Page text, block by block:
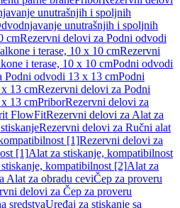
unutrašnjih i spoljnih
unutrašnjih i spoljnih
cmRezervni delovi za Podni odvodi
i terase, 10 x 10 cmRezervni
i terase, 10 x 10 cmPodni odvodi
Podni odvodi 13 x 13 cmPodni
13 cmRezervni delovi za Podni
13 cmPriborRezervni delovi za
FlowFitRezervni delovi za Alat za
Rezervni delovi za Ručni alat
[1]Rezervni delovi za
[1]Alat za stiskanje, kompatibilnost
kompatibilnost [2]Alat za
Alat za obradu ceviČep za proveru
delovi za Čep za proveru
sredstvaUređaj za stiskanje sa